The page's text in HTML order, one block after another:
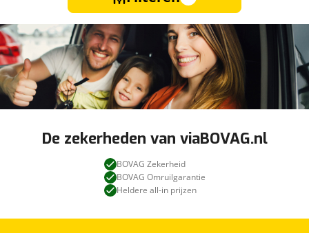
De zekerheden van viaBOVAG.nl
BOVAG Zekerheid
BOVAG Omruilgarantie
Heldere all-in prijzen